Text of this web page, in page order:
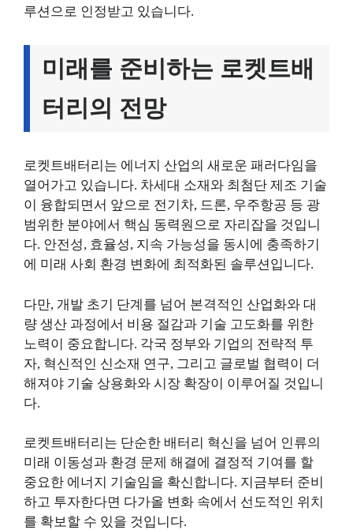
루션으로 인정받고 있습니다.
미래를 준비하는 로켓트배
터리의 전망
로켓트배터리는 에너지 산업의 새로운 패러다임을
열어가고 있습니다. 차세대 소재와 최첨단 제조 기술
이 융합되면서 앞으로 전기차, 드론, 우주항공 등 광
범위한 분야에서 핵심 동력원으로 자리잡을 것입니
다. 안전성, 효율성, 지속 가능성을 동시에 충족하기
에 미래 사회 환경 변화에 최적화된 솔루션입니다.
다만, 개발 초기 단계를 넘어 본격적인 산업화와 대
량 생산 과정에서 비용 절감과 기술 고도화를 위한
노력이 중요합니다. 각국 정부와 기업의 전략적 투
자, 혁신적인 신소재 연구, 그리고 글로벌 협력이 더
해져야 기술 상용화와 시장 확장이 이루어질 것입니
다.
로켓트배터리는 단순한 배터리 혁신을 넘어 인류의
미래 이동성과 환경 문제 해결에 결정적 기여를 할
중요한 에너지 기술임을 확신합니다. 지금부터 준비
하고 투자한다면 다가올 변화 속에서 선도적인 위치
를 확보할 수 있을 것입니다.